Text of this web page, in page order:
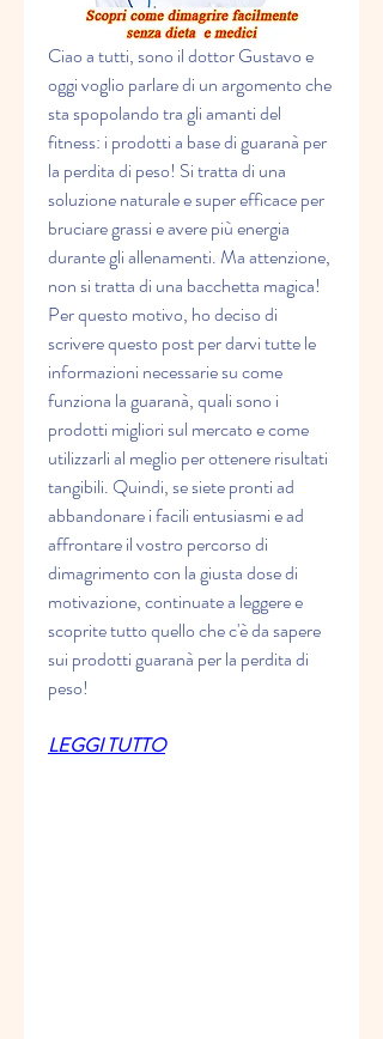
Ciao a tutti, sono il dottor Gustavo e
oggi voglio parlare di un argomento che
sta spopolando tra gli amanti del
fitness: i prodotti a base di guaranà per
la perdita di peso! Si tratta di una
soluzione naturale e super efficace per
bruciare grassi e avere più energia
durante gli allenamenti. Ma attenzione,
non si tratta di una bacchetta magica!
Per questo motivo, ho deciso di
scrivere questo post per darvi tutte le
informazioni necessarie su come
funziona la guaranà, quali sono i
prodotti migliori sul mercato e come
utilizzarli al meglio per ottenere risultati
tangibili. Quindi, se siete pronti ad
abbandonare i facili entusiasmi e ad
affrontare il vostro percorso di
dimagrimento con la giusta dose di
motivazione, continuate a leggere e
scoprite tutto quello che c'è da sapere
sui prodotti guaranà per la perdita di
peso!
LEGGI TUTTO